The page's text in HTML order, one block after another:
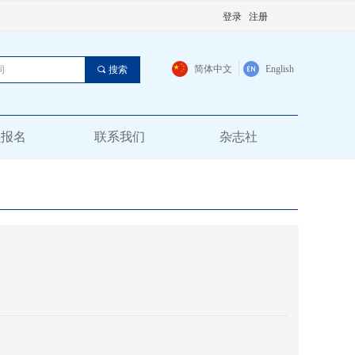
名 联系我们 杂志社
登录 注册
简体中文 English
끠 搜索